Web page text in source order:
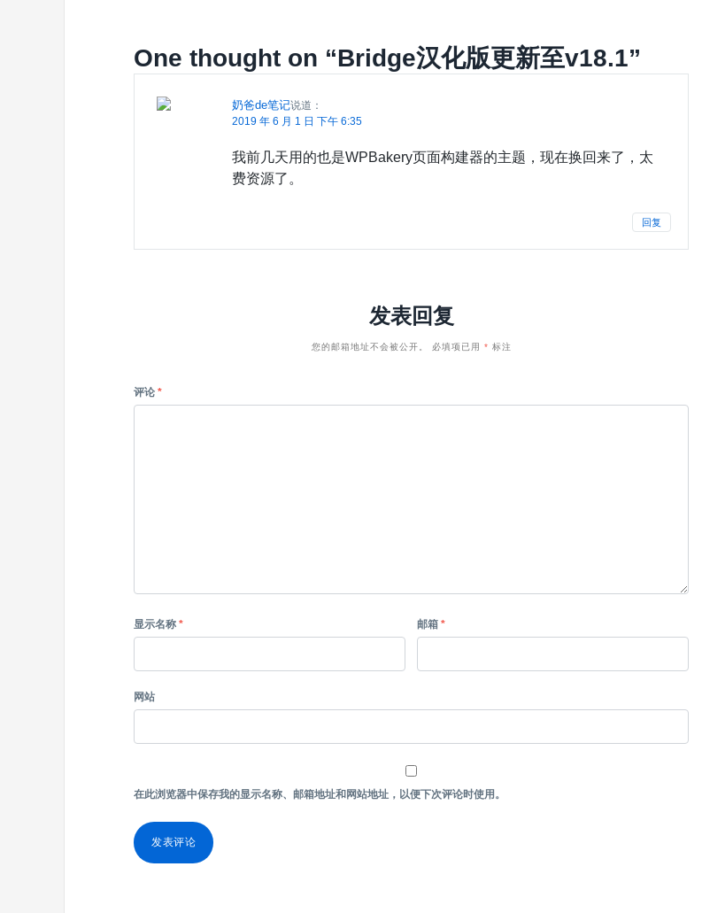
One thought on “Bridge汉化版更新至v18.1”
奶爸de笔记说道：
2019 年 6 月 1 日 下午 6:35
我前几天用的也是WPBakery页面构建器的主题，现在换回来了，太
费资源了。
回复
发表回复
您的邮箱地址不会被公开。 必填项已用 * 标注
评论 *
显示名称 * 邮箱 *
网站
在此浏览器中保存我的显示名称、邮箱地址和网站地址，以便下次评论时使用。